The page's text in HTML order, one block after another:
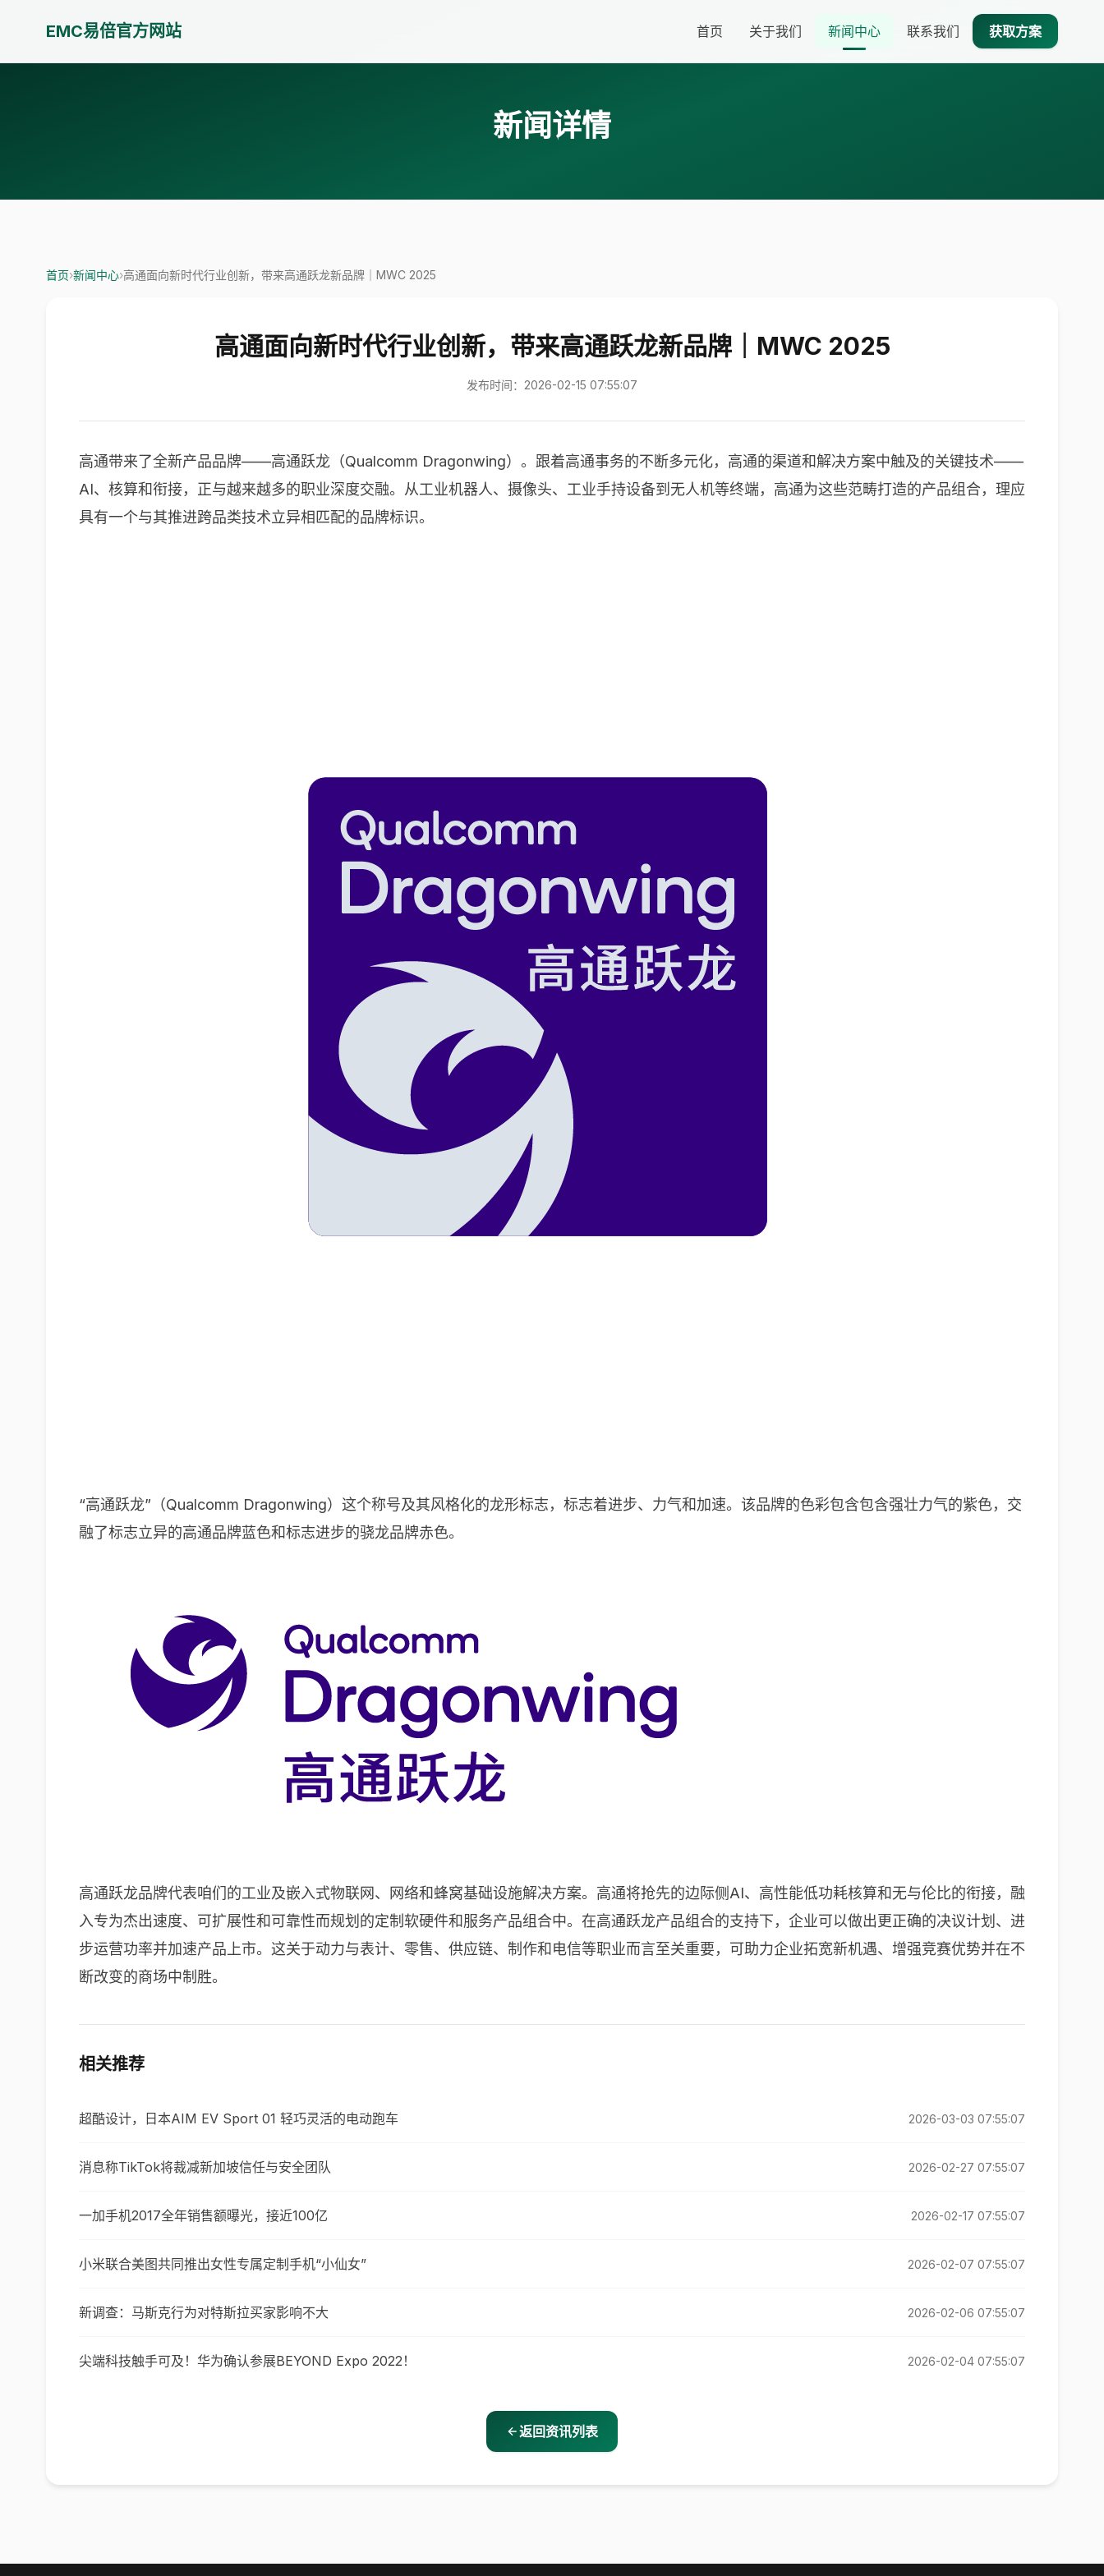
EMC易倍官方网站 首页 关于我们 新闻中心 联系我们 获取方案
新闻详情
首页›新闻中心›高通面向新时代行业创新，带来高通跃龙新品牌｜MWC 2025
高通面向新时代行业创新，带来高通跃龙新品牌｜MWC 2025
发布时间：2026-02-15 07:55:07
高通带来了全新产品品牌——高通跃龙（Qualcomm Dragonwing）。跟着高通事务的不断多元化，高通的渠道和解决方案中触及的关键技术——
AI、核算和衔接，正与越来越多的职业深度交融。从工业机器人、摄像头、工业手持设备到无人机等终端，高通为这些范畴打造的产品组合，理应
具有一个与其推进跨品类技术立异相匹配的品牌标识。
“高通跃龙”（Qualcomm Dragonwing）这个称号及其风格化的龙形标志，标志着进步、力气和加速。该品牌的色彩包含包含强壮力气的紫色，交
融了标志立异的高通品牌蓝色和标志进步的骁龙品牌赤色。
高通跃龙品牌代表咱们的工业及嵌入式物联网、网络和蜂窝基础设施解决方案。高通将抢先的边际侧AI、高性能低功耗核算和无与伦比的衔接，融
入专为杰出速度、可扩展性和可靠性而规划的定制软硬件和服务产品组合中。在高通跃龙产品组合的支持下，企业可以做出更正确的决议计划、进
步运营功率并加速产品上市。这关于动力与表计、零售、供应链、制作和电信等职业而言至关重要，可助力企业拓宽新机遇、增强竞赛优势并在不
断改变的商场中制胜。
相关推荐
超酷设计，日本AIM EV Sport 01 轻巧灵活的电动跑车 2026-03-03 07:55:07
消息称TikTok将裁减新加坡信任与安全团队 2026-02-27 07:55:07
一加手机2017全年销售额曝光，接近100亿 2026-02-17 07:55:07
小米联合美图共同推出女性专属定制手机“小仙女” 2026-02-07 07:55:07
新调查：马斯克行为对特斯拉买家影响不大 2026-02-06 07:55:07
尖端科技触手可及！华为确认参展BEYOND Expo 2022！ 2026-02-04 07:55:07
返回资讯列表